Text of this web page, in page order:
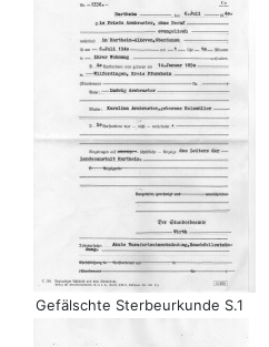
Gefälschte Sterbeurkunde S.1